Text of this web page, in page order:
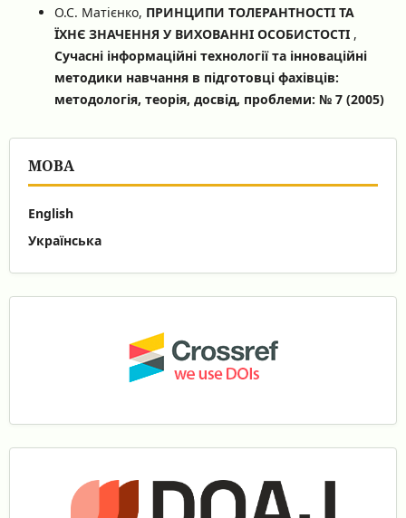
О.С. Матієнко, ПРИНЦИПИ ТОЛЕРАНТНОСТІ ТА
ЇХНЄ ЗНАЧЕННЯ У ВИХОВАННІ ОСОБИСТОСТІ ,
Сучасні інформаційні технології та інноваційні
методики навчання в підготовці фахівців:
методологія, теорія, досвід, проблеми: № 7 (2005)
МОВА
English
Українська